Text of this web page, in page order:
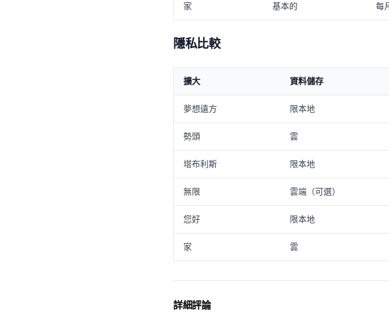
家 基本的 每
隱私比較
擴大 資料儲存
夢想遠方 限本地
勢頭 雲
塔布利斯 限本地
無限 雲端（可選）
您好 限本地
家 雲
詳細評論